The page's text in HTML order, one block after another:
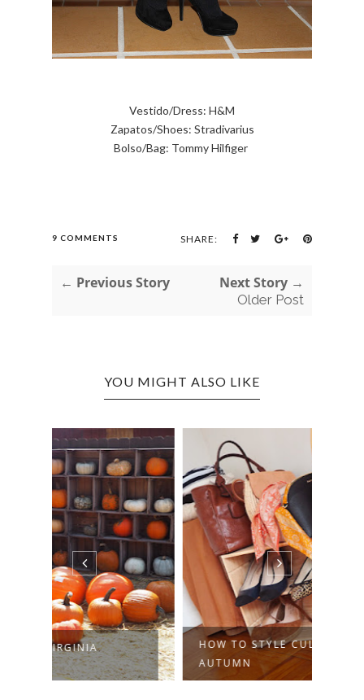
Vestido/Dress: H&M
Zapatos/Shoes: Stradivarius
Bolso/Bag: Tommy Hilfiger
9 COMMENTS SHARE:
← Previous Story Next Story →
Older Post
YOU MIGHT ALSO LIKE
HOW TO STYLE CULOTTES IN
AUTUMN